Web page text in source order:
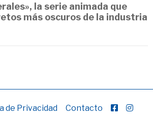
la serie animada que
más oscuros de la industria
de Privacidad Contacto